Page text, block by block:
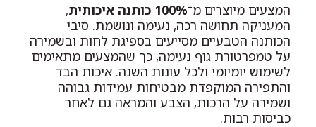
המצעים מיוצרים מ־100% כותנה איכותית
,
המעניקה תחושה רכה, נעימה ונושמת. סיבי
הכותנה הטבעיים מסייעים בספיגת לחות ובשמירה
על טמפרטורת גוף נעימה, כך שהמצעים מתאימים
לשימוש יומיומי ולכל עונות השנה. איכות הבד
והתפירה המוקפדת מבטיחות עמידות גבוהה
ושמירה על הרכות, הצבע והמראה גם לאחר
כביסות רבות.